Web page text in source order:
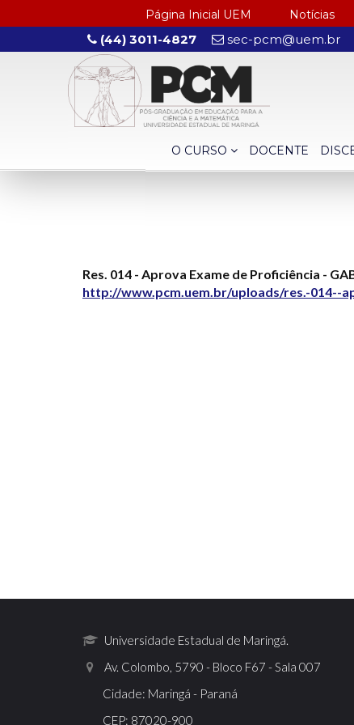
Página Inicial UEM Notícias
(44) 3011-4827 sec-pcm@uem.br
O CURSO DOCENTE
Res. 014 - Aprova Exame de Proficiência -
http://www.pcm.uem.br/uploads/res.-014--
Universidade Estadual de Maringá.
Av. Colombo, 5790 - Bloco F67 - Sala 007
Cidade: Maringá - Paraná
CEP: 87020-900